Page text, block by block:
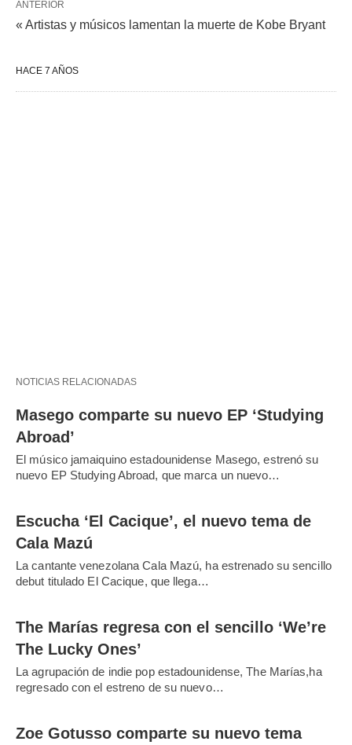
ANTERIOR
« Artistas y músicos lamentan la muerte de Kobe Bryant
HACE 7 AÑOS
NOTICIAS RELACIONADAS
Masego comparte su nuevo EP ‘Studying
Abroad’
El músico jamaiquino estadounidense Masego, estrenó su
nuevo EP Studying Abroad, que marca un nuevo…
Escucha ‘El Cacique’, el nuevo tema de
Cala Mazú
La cantante venezolana Cala Mazú, ha estrenado su sencillo
debut titulado El Cacique, que llega…
The Marías regresa con el sencillo ‘We’re
The Lucky Ones’
La agrupación de indie pop estadounidense, The Marías,ha
regresado con el estreno de su nuevo…
Zoe Gotusso comparte su nuevo tema